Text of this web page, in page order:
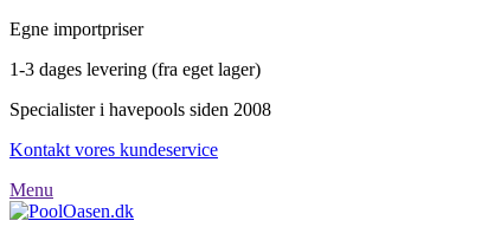
Egne importpriser
1-3 dages levering (fra eget lager)
Specialister i havepools siden 2008
Kontakt vores kundeservice
Menu